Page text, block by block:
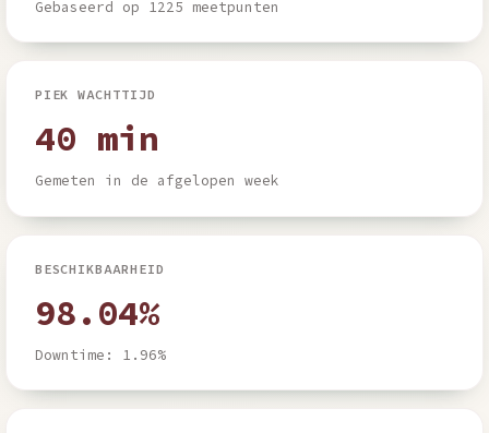
Gebaseerd op 1225 meetpunten
PIEK WACHTTIJD
40 min
Gemeten in de afgelopen week
BESCHIKBAARHEID
98.04%
Downtime: 1.96%